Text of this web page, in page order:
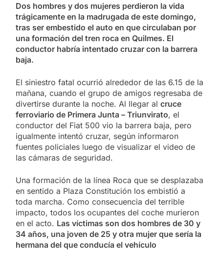
Dos hombres y dos mujeres perdieron la vida
trágicamente en la madrugada de este domingo,
tras ser embestido el auto en que circulaban por
una formación del tren roca en Quilmes. El
conductor habría intentado cruzar con la barrera
baja.
El siniestro fatal ocurrió alrededor de las 6.15 de la
mañana, cuando el grupo de amigos regresaba de
divertirse durante la noche. Al llegar al cruce
ferroviario de Primera Junta – Triunvirato, el
conductor del Fiat 500 vio la barrera baja, pero
igualmente intentó cruzar, según informaron
fuentes policiales luego de visualizar el video de
las cámaras de seguridad.
Una formación de la línea Roca que se desplazaba
en sentido a Plaza Constitución los embistió a
toda marcha. Como consecuencia del terrible
impacto, todos los ocupantes del coche murieron
en el acto. Las víctimas son dos hombres de 30 y
34 años, una joven de 25 y otra mujer que sería la
hermana del que conducía el vehículo